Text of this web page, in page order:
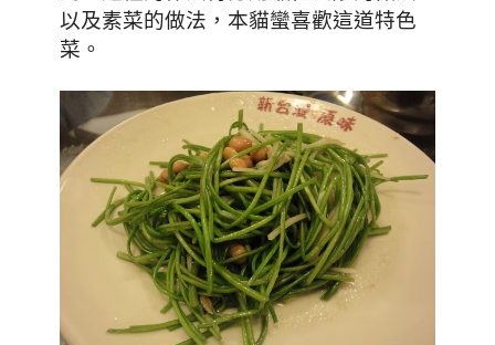
以及素菜的做法 ，本貓蠻喜歡這道特色
菜。